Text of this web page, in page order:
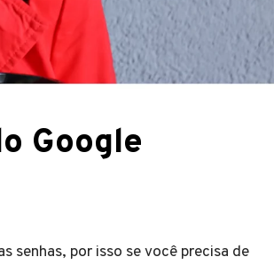
Google
senhas, por isso se você precisa de